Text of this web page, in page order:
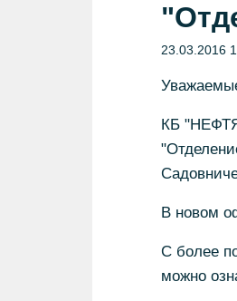
23.03.2016
КБ
В новом
С более
можно